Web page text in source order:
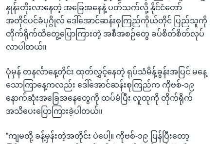
နှုန်းတိုးလာနေတဲ့ အခြေအနေနဲ့ ပတ်သက်လို့ နိုင်ငံတော်
အတိုင်ပင်ခံပုဂ္ဂိုလ် ဒေါ်အောင်ဆန်းစုကြည်ကိုယ်တိုင် ပြည်သူကို
တိုက်ရိုက်ထိတွေ့ပြောကြားတဲ့ အစီအစဉ်တွေ ခပ်စိတ်စိတ်လုပ်
လာပါတယ်။
ပုံမှန် တနင်္လာနေ့တိုင်း ထုတ်လွှင့်နေတဲ့ ရုပ်သံမိန့်ခွန်းအပြင် မနေ့
သောကြာနေ့ကလည်း ဒေါ်အောင်ဆန်းစုကြည်က ကိုဗစ်-၁၉
နောက်ဆုံးအခြေအနေတွေကို ထပ်မံပြီး လူထုကို တိုက်ရိုက်
အသိပေးပြောကြားခဲ့ပါတယ်။
”ကျမတို့ ခန့်မှန်းတဲ့အတိုင်း ပဲပေါ့။ ကိုဗစ်-၁၉ ပြန်ပြီးတော့